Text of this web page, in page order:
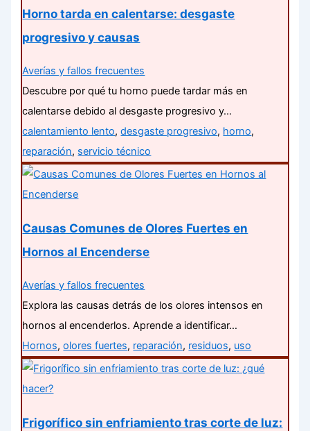
Horno tarda en calentarse: desgaste
progresivo y causas
Averías y fallos frecuentes
Descubre por qué tu horno puede tardar más en
calentarse debido al desgaste progresivo y…
calentamiento lento,desgaste progresivo, horno,
reparación, servicio técnico
Causas Comunes de Olores Fuertes en
Hornos al Encenderse
Averías y fallos frecuentes
Explora las causas detrás de los olores intensos en
hornos al encenderlos. Aprende a identificar…
Hornos,olores fuertes, reparación, residuos, uso
Frigorífico sin enfriamiento tras corte de luz: